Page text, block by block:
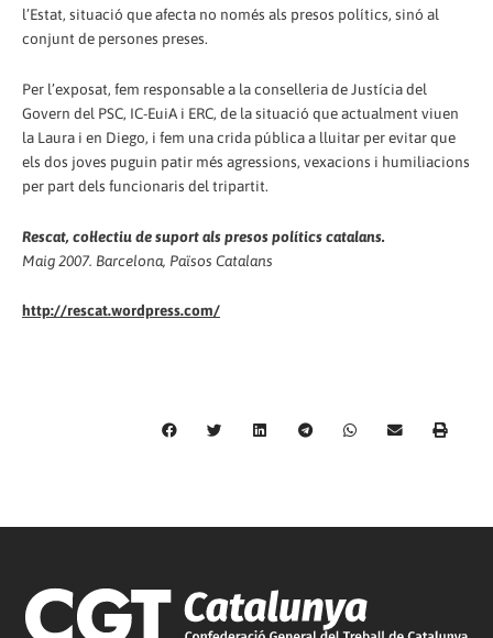
l’Estat, situació que afecta no només als presos polítics, sinó al
conjunt de persones preses.
Per l’exposat, fem responsable a la conselleria de Justícia del
Govern del PSC, IC-EuiA i ERC, de la situació que actualment viuen
la Laura i en Diego, i fem una crida pública a lluitar per evitar que
els dos joves puguin patir més agressions, vexacions i humiliacions
per part dels funcionaris del tripartit.
Rescat, col·lectiu de suport als presos polítics catalans.
Maig 2007. Barcelona, Països Catalans
http://rescat.wordpress.com/